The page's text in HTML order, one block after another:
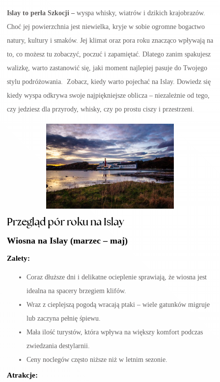
Islay to perła Szkocji – wyspa whisky, wiatrów i dzikich krajobrazów.
Choć jej powierzchnia jest niewielka, kryje w sobie ogromne bogactwo
natury, kultury i smaków. Jej klimat oraz pora roku znacząco wpływają na
to, co możesz tu zobaczyć, poczuć i zapamiętać. Dlatego zanim spakujesz
walizkę, warto zastanowić się, jaki moment najlepiej pasuje do Twojego
stylu podróżowania. Zobacz, kiedy warto pojechać na Islay. Dowiedz się
kiedy wyspa odkrywa swoje najpiękniejsze oblicza – niezależnie od tego,
czy jedziesz dla przyrody, whisky, czy po prostu ciszy i przestrzeni.
Przegląd pór roku na Islay
Wiosna na Islay (marzec – maj)
Zalety:
Coraz dłuższe dni i delikatne ocieplenie sprawiają, że wiosna jest
idealna na spacery brzegiem klifów.
Wraz z cieplejszą pogodą wracają ptaki – wiele gatunków migruje
lub zaczyna pełnię śpiewu.
Mała ilość turystów, która wpływa na większy komfort podczas
zwiedzania destylarnii.
Ceny noclegów często niższe niż w letnim sezonie.
Atrakcje: